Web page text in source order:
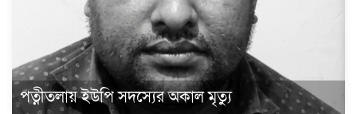
পত্নীতলায় ইউপি সদস্যের অকাল মৃত্যু